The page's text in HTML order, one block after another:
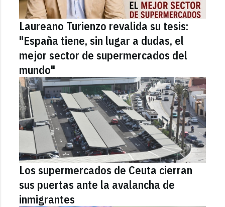
Laureano Turienzo revalida su tesis:
"España tiene, sin lugar a dudas, el
mejor sector de supermercados del
mundo"
Los supermercados de Ceuta cierran
sus puertas ante la avalancha de
inmigrantes